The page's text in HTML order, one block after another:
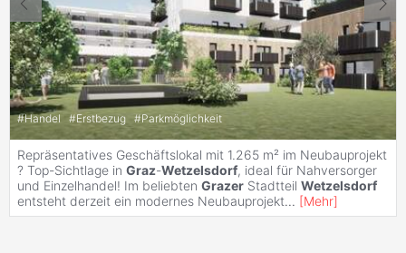
#Handel #Erstbezug #Parkmöglichkeit
Repräsentatives Geschäftslokal mit 1.265 m² im Neubauprojekt
? Top-Sichtlage in Graz-Wetzelsdorf, ideal für Nahversorger
und Einzelhandel! Im beliebten Grazer Stadtteil Wetzelsdorf
entsteht derzeit ein modernes Neubauprojekt... [Mehr]